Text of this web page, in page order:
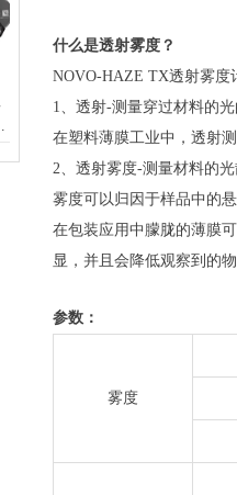
什么是透射雾度？
NOVO-HAZE TX透射雾度
1、透射-测量穿过材料的
在塑料薄膜工业中，透射
2、透射雾度-测量材料的
雾度可以归因于样品中的
在包装应用中朦胧的薄膜
显，并且会降低观察到的
参数：
雾度